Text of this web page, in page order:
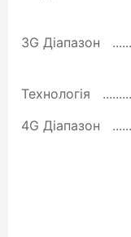
3G Діапазон
Технологія
4G Діапазон